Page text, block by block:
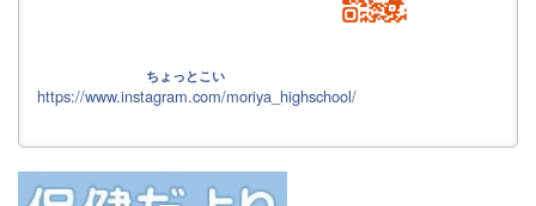
ちょっとこい
https://www.instagram.com/moriya_highschool/